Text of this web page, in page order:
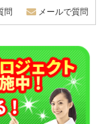
問 メールで質問